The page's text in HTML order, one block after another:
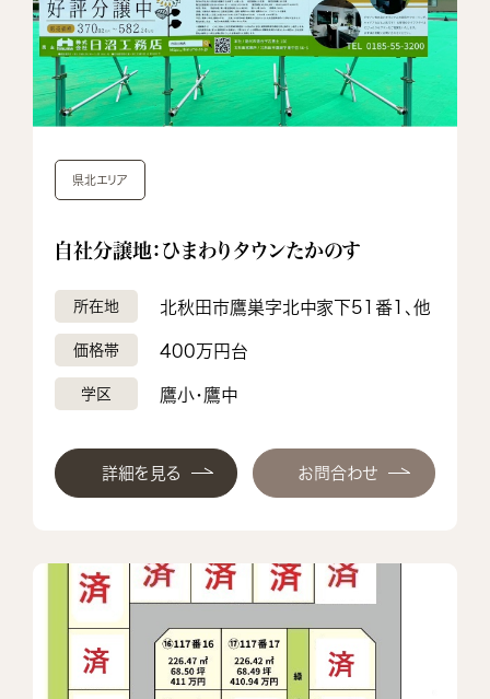
自社分譲地：ひまわりタウンたかのす
県北エリア
所在地 北秋田市鷹巣字北中家下51番1、他
価格帯 400万円台
学区 鷹小・鷹中
詳細を見る お問合わせ